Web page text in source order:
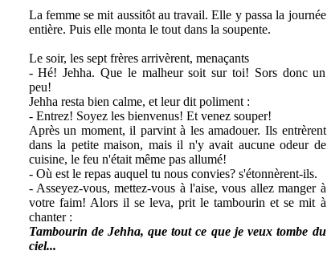
La femme se mit aussitôt au travail. Elle y passa la journée
entière. Puis elle monta le tout dans la soupente.
Le soir, les sept frères arrivèrent, menaçants
- Hé! Jehha. Que le malheur soit sur toi! Sors donc un
peu!
Jehha resta bien calme, et leur dit poliment :
- Entrez! Soyez les bienvenus! Et venez souper!
Après un moment, il parvint à les amadouer. Ils entrèrent
dans la petite maison, mais il n'y avait aucune odeur de
cuisine, le feu n'était même pas allumé!
- Où est le repas auquel tu nous convies? s'étonnèrent-ils.
- Asseyez-vous, mettez-vous à l'aise, vous allez manger à
votre faim! Alors il se leva, prit le tambourin et se mit à
chanter :
Tambourin de Jehha, que tout ce que je veux tombe du
ciel...